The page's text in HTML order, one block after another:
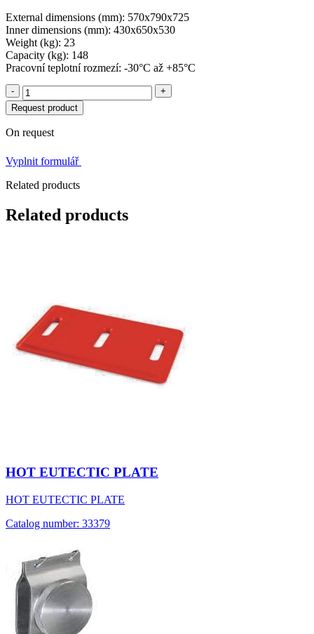
External dimensions (mm): 570x790x725
Inner dimensions (mm): 430x650x530
Weight (kg): 23
Capacity (kg): 148
Pracovní teplotní rozmezí: -30°C až +85°C
-
+
Request product
On request
Vyplnit formulář
Related products
Related products
HOT EUTECTIC PLATE
HOT EUTECTIC PLATE
Catalog number: 33379